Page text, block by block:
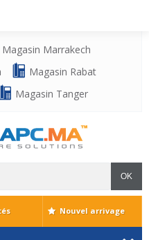
Magasin Marrakech
Magasin Rabat
Magasin Tanger
OK
Nouvel arrivage